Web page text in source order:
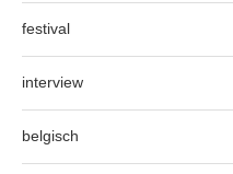
festival
interview
belgisch